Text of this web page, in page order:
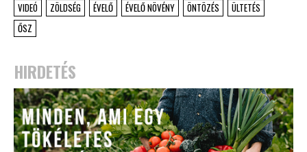
VIDEÓ
ZÖLDSÉG ÉVELŐ ÉVELŐ NÖVÉNY ÖNTÖZÉS
ÜLTETÉS
ŐSZ
HIRDETÉS